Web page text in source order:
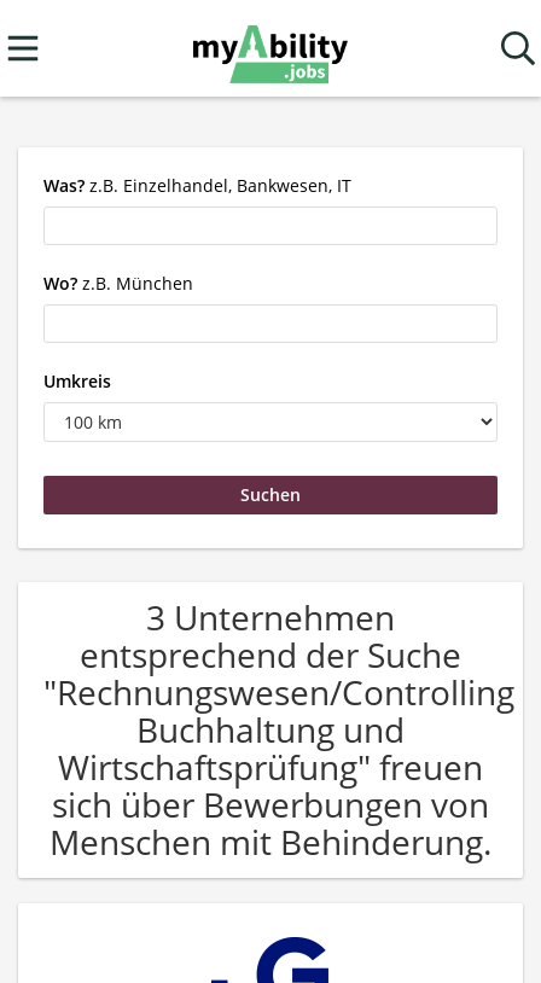
Was? z.B. Einzelhandel, Bankwesen, IT
Wo? z.B. München
Umkreis
3 Unternehmen
entsprechend der Suche
"Rechnungswesen/Controlling
Buchhaltung und
Wirtschaftsprüfung" freuen
sich über Bewerbungen von
Menschen mit Behinderung.